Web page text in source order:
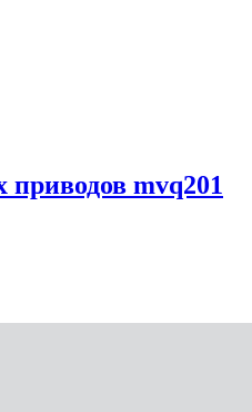
mvq201